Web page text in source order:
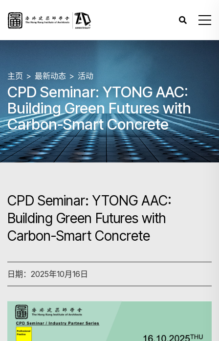
主页 最新动态 活动
CPD Seminar: YTONG AAC:
Building Green Futures with
Carbon-Smart Concrete
CPD Seminar: YTONG AAC:
Building Green Futures with
Carbon-Smart Concrete
日期：2025年10月16日